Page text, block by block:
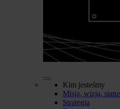
Kim jesteśmy
Misja, wizja,
Strategia